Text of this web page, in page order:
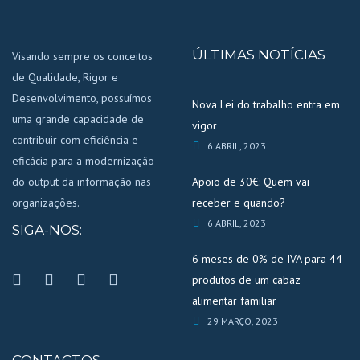
Visando sempre os conceitos
de Qualidade, Rigor e
Desenvolvimento, possuímos
uma grande capacidade de
contribuir com eficiência e
eficácia para a modernização
do output da informação nas
organizações.
SIGA-NOS:
ÚLTIMAS NOTÍCIAS
Nova Lei do trabalho entra em
vigor
6 ABRIL, 2023
Apoio de 30€: Quem vai
receber e quando?
6 ABRIL, 2023
6 meses de 0% de IVA para 44
produtos de um cabaz
alimentar familiar
29 MARÇO, 2023